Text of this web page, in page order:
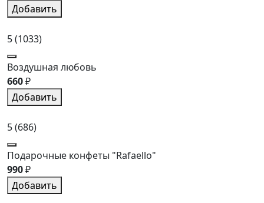
Добавить
5(1033)
Воздушная любовь
660₽
Добавить
5(686)
Подарочные конфеты "Rafaello"
990₽
Добавить